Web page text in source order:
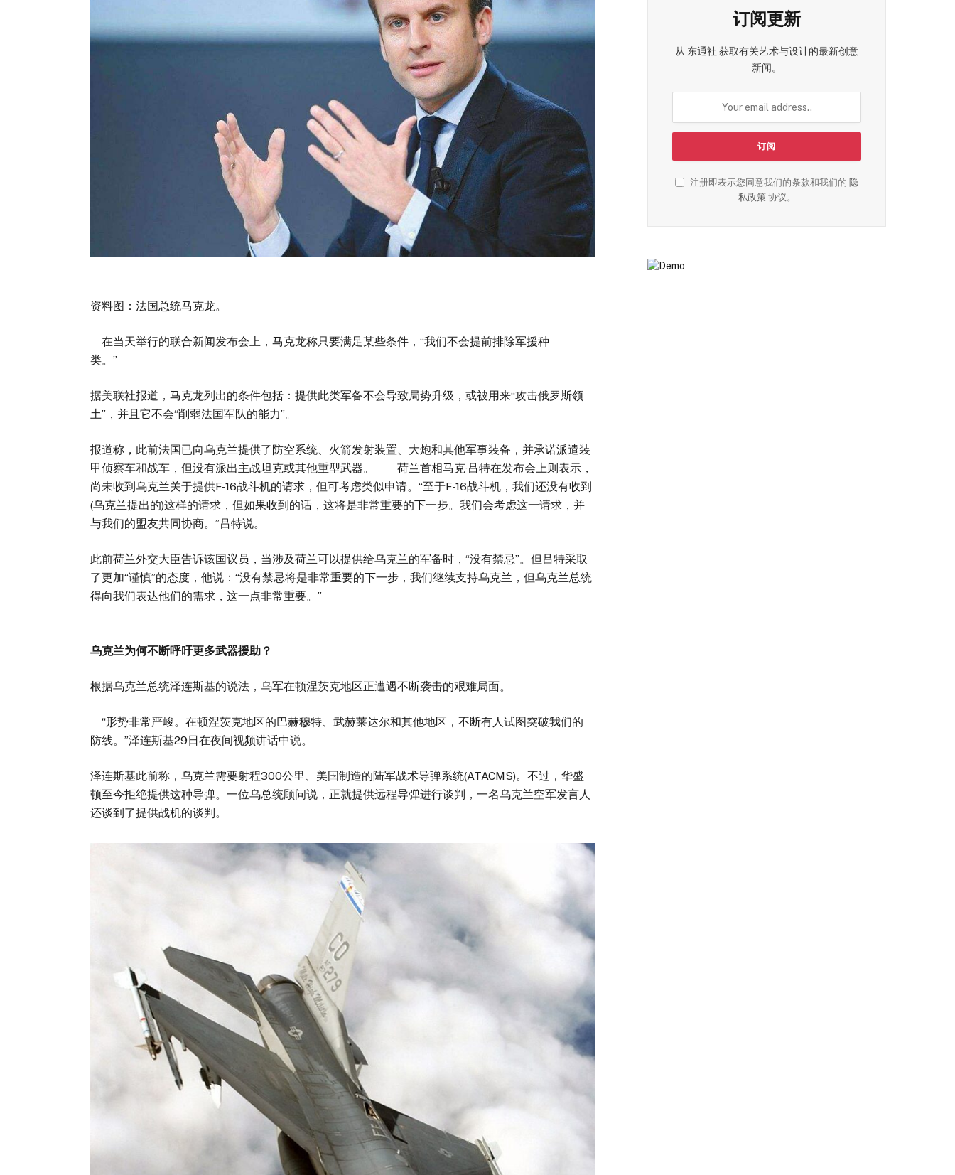
资料图：法国总统马克龙。
在当天举行的联合新闻发布会上，马克龙称只要满足某些条件，“我们不会提前排除军援种
类。”
据美联社报道，马克龙列出的条件包括：提供此类军备不会导致局势升级，或被用来“攻击俄罗斯领
土”，并且它不会“削弱法国军队的能力”。
报道称，此前法国已向乌克兰提供了防空系统、火箭发射装置、大炮和其他军事装备，并承诺派遣装
甲侦察车和战车，但没有派出主战坦克或其他重型武器。 荷兰首相马克·吕特在发布会上则表示，
尚未收到乌克兰关于提供F-16战斗机的请求，但可考虑类似申请。“至于F-16战斗机，我们还没有收到
(乌克兰提出的)这样的请求，但如果收到的话，这将是非常重要的下一步。我们会考虑这一请求，并
与我们的盟友共同协商。”吕特说。
此前荷兰外交大臣告诉该国议员，当涉及荷兰可以提供给乌克兰的军备时，“没有禁忌”。但吕特采取
了更加“谨慎”的态度，他说：“没有禁忌将是非常重要的下一步，我们继续支持乌克兰，但乌克兰总统
得向我们表达他们的需求，这一点非常重要。”
乌克兰为何不断呼吁更多武器援助？
根据乌克兰总统泽连斯基的说法，乌军在顿涅茨克地区正遭遇不断袭击的艰难局面。
“形势非常严峻。在顿涅茨克地区的巴赫穆特、武赫莱达尔和其他地区，不断有人试图突破我们的
防线。”泽连斯基29日在夜间视频讲话中说。
泽连斯基此前称，乌克兰需要射程300公里、美国制造的陆军战术导弹系统(ATACMS)。不过，华盛
顿至今拒绝提供这种导弹。一位乌总统顾问说，正就提供远程导弹进行谈判，一名乌克兰空军发言人
还谈到了提供战机的谈判。
订阅更新
从 东通社 获取有关艺术与设计的最新创意
新闻。
注册即表示您同意我们的条款和我们的 隐
私政策协议。